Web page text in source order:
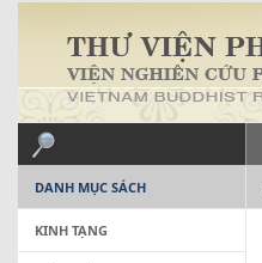
DANH MỤC SÁCH
KINH TẠNG